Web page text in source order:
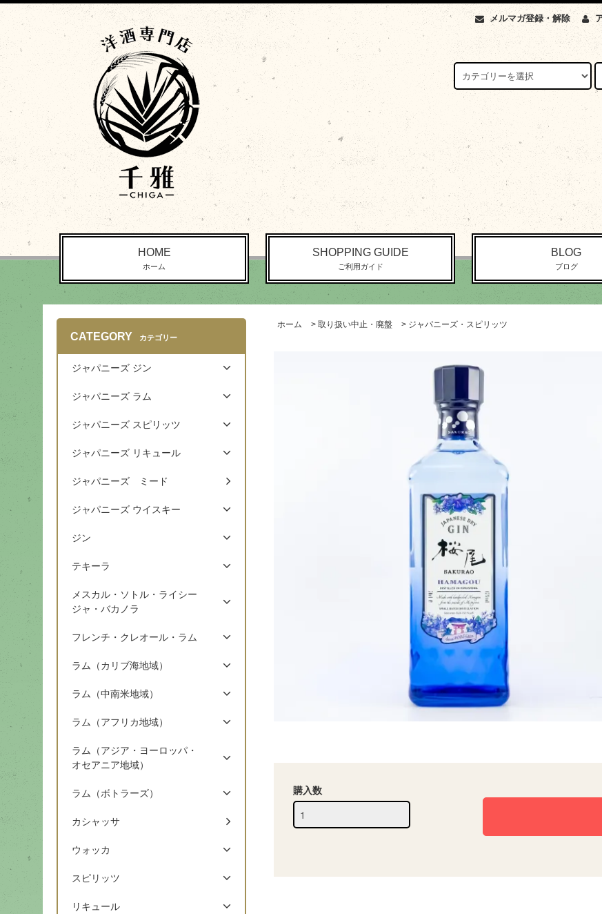
メルマガ登録・解除
HOME
ホーム
SHOPPING GUIDE
ご利用ガイド
BLOG
ブログ
ホーム > 取り扱い中止・廃盤 > ジャパニーズ・スピリッツ
購入数
CATEGORY カテゴリー
ジャパニーズ ジン
ジャパニーズ ラム
ジャパニーズ スピリッツ
ジャパニーズ リキュール
ジャパニーズ ミード
ジャパニーズ ウイスキー
ジン
テキーラ
メスカル・ソトル・ライシー
ジャ・バカノラ
フレンチ・クレオール・ラム
ラム（カリブ海地域）
ラム（中南米地域）
ラム（アフリカ地域）
ラム（アジア・ヨーロッパ・
オセアニア地域）
ラム（ボトラーズ）
カシャッサ
ウォッカ
スピリッツ
リキュール